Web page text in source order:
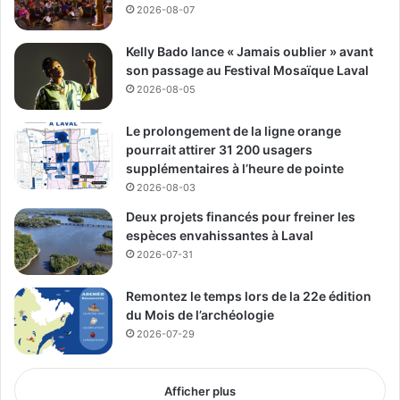
Transports du gouvernement fédéral libéral, qui a affronté
M. Milliard lors du premier débat à Laval le 3 mai dernier.
Une dynamique lavalloise
lavallois : militants de toutes les circonscriptions de l’île,
sympathisants et bénévoles ont scandé son nom tout au
long de la soirée, témoignant d’une base mobilisée et
d’une campagne vigoureuse.
See Full Bio
2026-08-07
Kelly Bado lance « Jamais oublier » avant
son passage au Festival Mosaïque Laval
2026-08-05
Le prolongement de la ligne orange
pourrait attirer 31 200 usagers
supplémentaires à l’heure de pointe
2026-08-03
Deux projets financés pour freiner les
espèces envahissantes à Laval
2026-07-31
Remontez le temps lors de la 22e édition
du Mois de l’archéologie
2026-07-29
Afficher plus